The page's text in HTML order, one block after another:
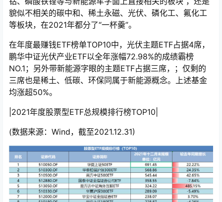
貌似不相关的碳中和、稀土永磁、光伏、磷化工、氟化工
等板块，在2021年都分了“一杯羹”。
在年度最赚钱ETF榜单TOP10中，光伏主题ETF占据4席，
鹏华中证光伏产业ETF以全年涨幅72.98%的成绩霸榜
NO.1；另外带新能源字眼的主题ETF占据三席，；仅剩的
三席也是稀土、低碳、环保同属于新能源概念。上述基金
均涨超50%。
|2021年度股票型ETF总规模排行榜TOP10|
(数据来源：Wind，截至2021.12.31)